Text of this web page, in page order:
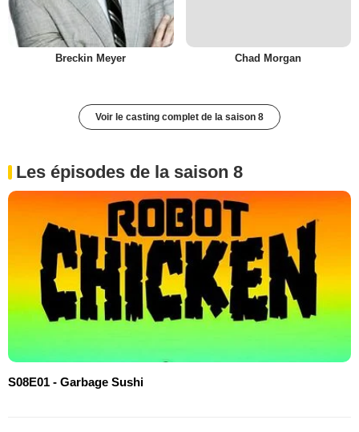
Breckin Meyer Chad Morgan
Voir le casting complet de la saison 8
Les épisodes de la saison 8
S08E01 - Garbage Sushi